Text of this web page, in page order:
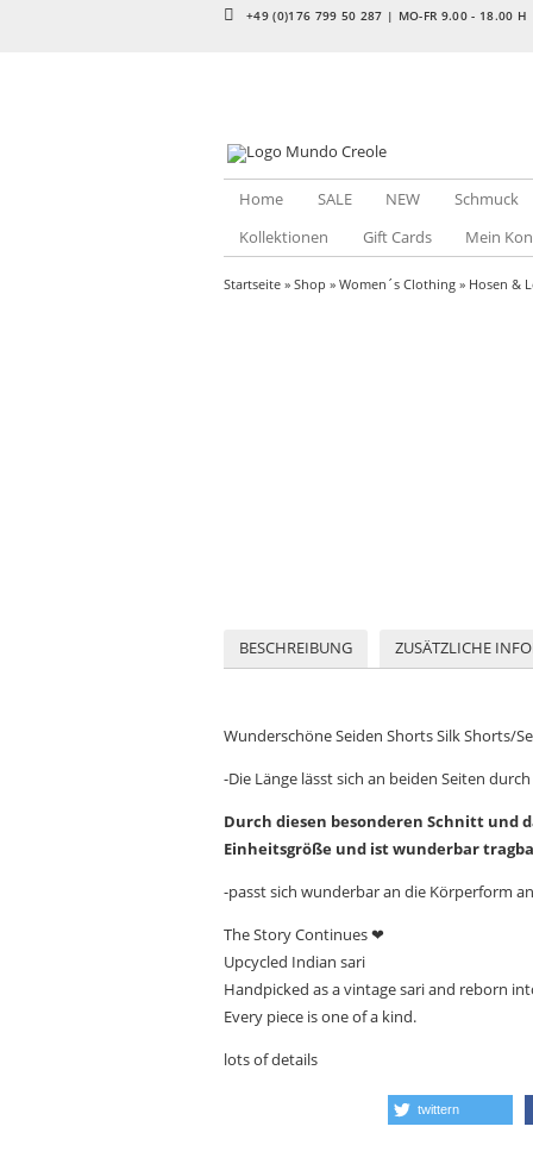
+49 (0)176 799 50 287 | MO-FR 9.00 - 18.00 H
Home SALE NEW Schmuck
Kollektionen
Gift Cards Mein
Startseite » Shop » Women´s Clothing » Hosen &
BESCHREIBUNG ZUSÄTZLICHE
Wunderschöne Seiden Shorts Silk Shorts/
-Die Länge lässt sich an beiden Seiten
Durch diesen besonderen Schnitt und
Einheitsgröße und ist wunderbar
-passt sich wunderbar an die Körperform
The Story Continues ❤
Upcycled Indian sari
Handpicked as a vintage sari and reborn
Every piece is one of a kind.
lots of details
twittern